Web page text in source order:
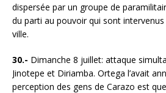
dispersée par un groupe de
du parti au pouvoir qui sont
ville.
30.- Dimanche 8 juillet: attaque
Jinotepe et Diriamba. Ortega l’avait
perception des gens de Carazo est